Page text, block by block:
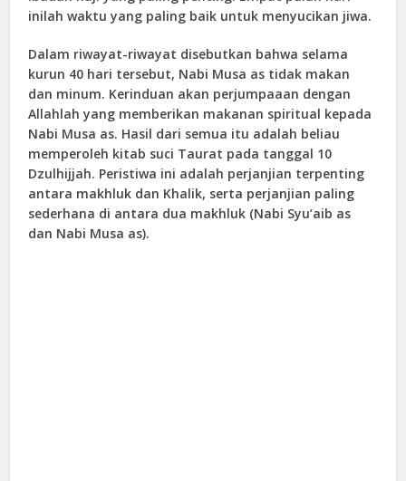
inilah waktu yang paling baik untuk menyucikan jiwa.
Dalam riwayat-riwayat disebutkan bahwa selama
kurun 40 hari tersebut, Nabi Musa as tidak makan
dan minum. Kerinduan akan perjumpaaan dengan
Allahlah yang memberikan makanan spiritual kepada
Nabi Musa as. Hasil dari semua itu adalah beliau
memperoleh kitab suci Taurat pada tanggal 10
Dzulhijjah. Peristiwa ini adalah perjanjian terpenting
antara makhluk dan Khalik, serta perjanjian paling
sederhana di antara dua makhluk (Nabi Syu’aib as
dan Nabi Musa as).